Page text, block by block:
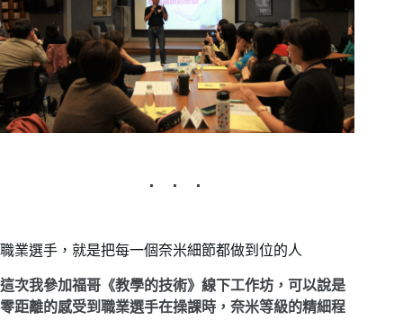
職業選手，就是把每一個奈米細節都做到位的人
這次我參加福哥《教學的技術》線下工作坊，可以說是
零距離的感受到職業選手在操課時，奈米等級的精細程